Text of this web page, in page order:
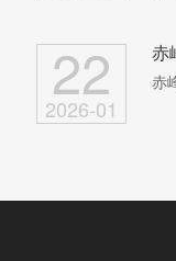
22
2026-01
赤
赤